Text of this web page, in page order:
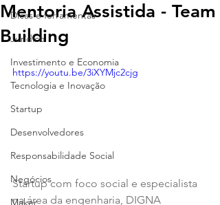
Dicas e ferramentas
Jurídico
Investimento e Economia
Tecnologia e Inovação
Startup
Desenvolvedores
Responsabilidade Social
Negócios
Maker
Mentoria Assistida - Team
Building
https://youtu.be/3iXYMjc2cjg
Startup com foco social e especialista
na área da engenharia, DIGNA